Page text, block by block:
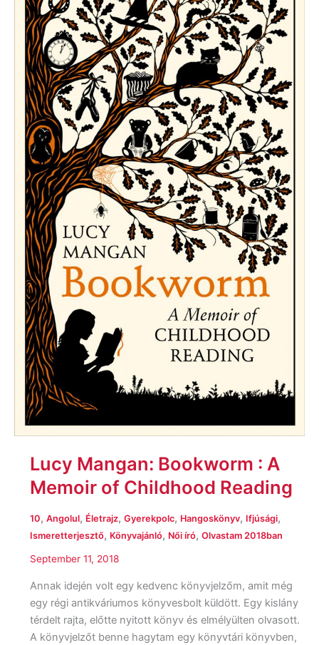
Lucy Mangan: Bookworm : A
Memoir of Childhood Reading
10, Angolul, Életrajz, Gyerekpolc, Hangoskönyv, Ifjúsági,
Ismeretterjesztő, Könyvajánló, Női író, Olvastam 2018ban
September 11, 2018
Annak idején volt egy kedvenc könyvjelzőm, amit még
egy régi antikváriumos könyvesbolt küldött. Egy kislány
térdelt rajta, előtte nyitott könyv és elmélyülten olvasott.
A könyvjelzőt benne hagytam egy könyvtári könyvben,
Bookworm
:
A
Memoir
of
Childhood
Reading